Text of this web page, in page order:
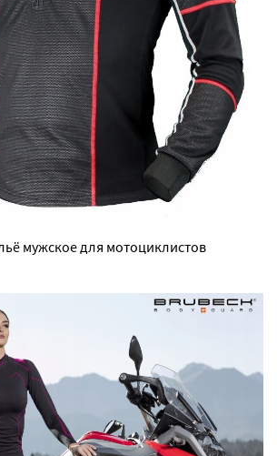
мужское для мотоциклистов